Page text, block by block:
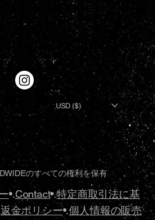
•.Contact•.特定商取引法に基
返金ポリシー•.個人情報の販売
のすべての権利を保有
USD ($)